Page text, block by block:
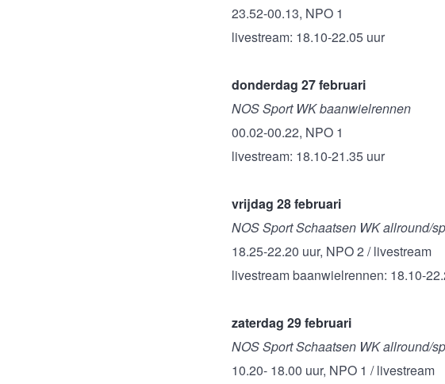
23.52-00.13, NPO 1
livestream: 18.10-22.05 uur
donderdag 27 februari
NOS Sport WK baanwielrennen
00.02-00.22, NPO 1
livestream: 18.10-21.35 uur
vrijdag 28 februari
NOS Sport Schaatsen WK allround/
18.25-22.20 uur, NPO 2 / livestream
livestream baanwielrennen: 18.10-
zaterdag 29 februari
NOS Sport Schaatsen WK allround/
10.20- 18.00 uur, NPO 1 / livestream